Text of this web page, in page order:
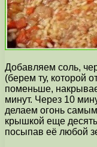
Добавляем соль,
(берем ту, которой
поменьше,
минут. Через 10
делаем огонь
крышкой еще
посыпав её любой